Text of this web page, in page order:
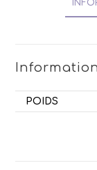
POIDS